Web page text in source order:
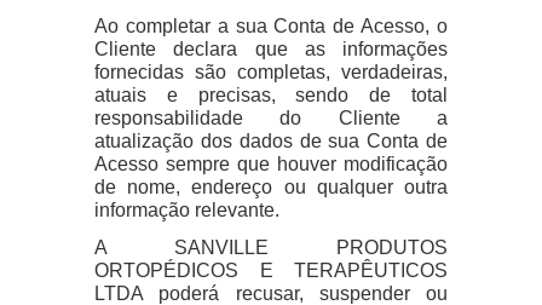
Ao completar a sua Conta de Acesso, o
Cliente declara que as informações
fornecidas são completas, verdadeiras,
atuais e precisas, sendo de total
responsabilidade do Cliente a
atualização dos dados de sua Conta de
Acesso sempre que houver modificação
de nome, endereço ou qualquer outra
informação relevante.
A SANVILLE PRODUTOS
ORTOPÉDICOS E TERAPÊUTICOS
LTDA poderá recusar, suspender ou